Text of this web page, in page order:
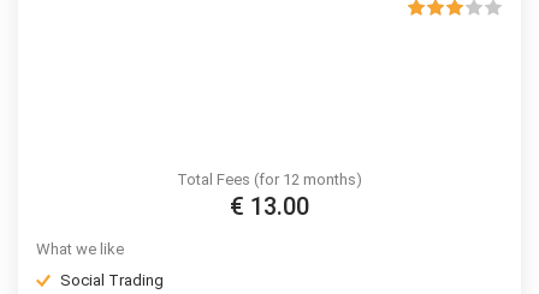
Total Fees (for 12 months)
€ 13.00
What we like
Social Trading